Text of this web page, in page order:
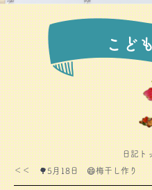
こど
＜＜ 🌳5月18日 😄梅干し作り
日記ト